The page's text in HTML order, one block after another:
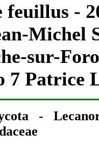
feuillus -
Michel
sur-
7 Patrice
-